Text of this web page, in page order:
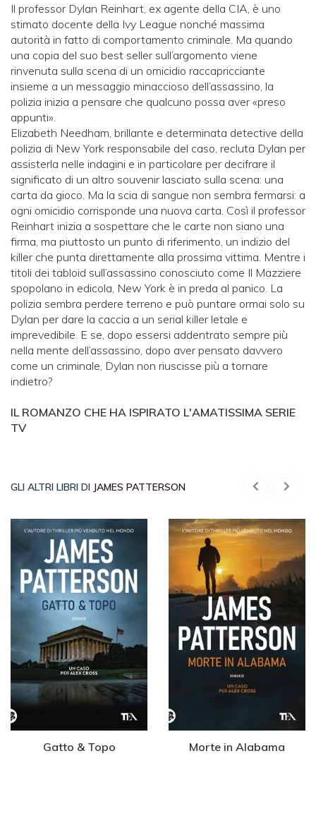
Il professor Dylan Reinhart, ex agente della CIA, è uno
stimato docente della Ivy League nonché massima
autorità in fatto di comportamento criminale. Ma quando
una copia del suo best seller sull’argomento viene
rinvenuta sulla scena di un omicidio raccapricciante
insieme a un messaggio minaccioso dell’assassino, la
polizia inizia a pensare che qualcuno possa aver «preso
appunti».
Elizabeth Needham, brillante e determinata detective della
polizia di New York responsabile del caso, recluta Dylan per
assisterla nelle indagini e in particolare per decifrare il
significato di un altro souvenir lasciato sulla scena: una
carta da gioco. Ma la scia di sangue non sembra fermarsi: a
ogni omicidio corrisponde una nuova carta. Così il professor
Reinhart inizia a sospettare che le carte non siano una
firma, ma piuttosto un punto di riferimento, un indizio del
killer che punta direttamente alla prossima vittima. Mentre i
titoli dei tabloid sull’assassino conosciuto come Il Mazziere
spopolano in edicola, New York è in preda al panico. La
polizia sembra perdere terreno e può puntare ormai solo su
Dylan per dare la caccia a un serial killer letale e
imprevedibile. E se, dopo essersi addentrato sempre più
nella mente dell’assassino, dopo aver pensato davvero
come un criminale, Dylan non riuscisse più a tornare
indietro?
IL ROMANZO CHE HA ISPIRATO L'AMATISSIMA SERIE
TV
GLI ALTRI LIBRI DI JAMES PATTERSON
Gatto & Topo Morte in Alabama